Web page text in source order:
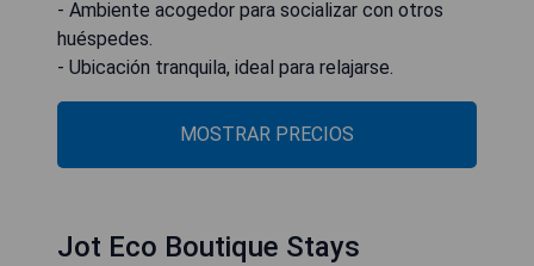
- Ambiente acogedor para socializar con otros
huéspedes.
- Ubicación tranquila, ideal para relajarse.
MOSTRAR PRECIOS
Jot Eco Boutique Stays